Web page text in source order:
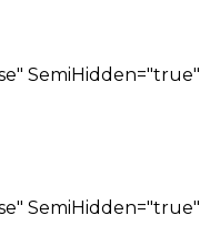
SemiHidden="true"
SemiHidden="true"